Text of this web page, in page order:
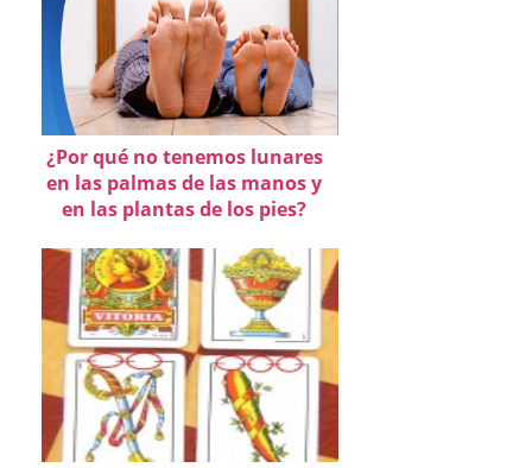
¿Por qué no tenemos lunares
en las palmas de las manos y
en las plantas de los pies?